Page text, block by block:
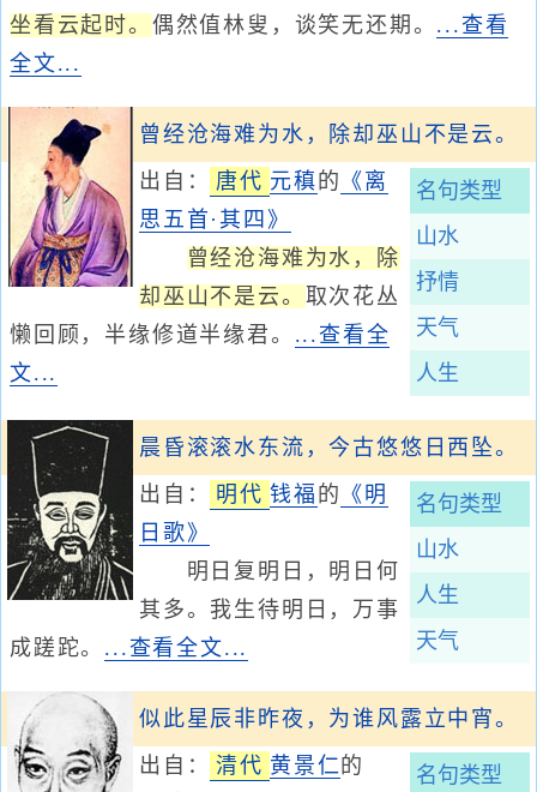
坐看云起时。 偶然值林叟，谈笑无还期。 ...查看
全文...
曾经沧海难为水，除却巫山不是云。
名句类型
山水
抒情
天气
人生
出自： 唐代 元稹 的 《离
思五首·其四》
曾经沧海难为水，除
却巫山不是云。 取次花丛
懒回顾，半缘修道半缘君。 ...查看全
文...
晨昏滚滚水东流，今古悠悠日西坠。
名句类型
山水
人生
天气
出自： 明代 钱福 的 《明
日歌》
明日复明日，明日何
其多。我生待明日，万事
成蹉跎。 ...查看全文...
似此星辰非昨夜，为谁风露立中宵。
名句类型
出自： 清代 黄景仁的